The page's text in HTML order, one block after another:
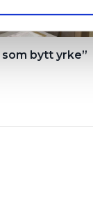
som bytt yrke”